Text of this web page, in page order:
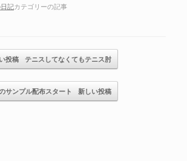
記カテゴリーの記事
ン
投稿 テニスしてなくてもテニス肘
サンプル配布スタート 新しい投稿